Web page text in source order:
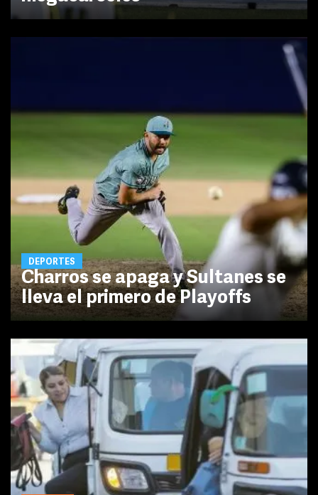
DEPORTES
Charros se apaga y Sultanes se
lleva el primero de Playoffs